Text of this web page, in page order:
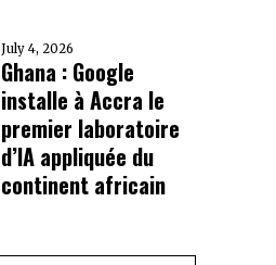
July 4, 2026
Ghana : Google
installe à Accra le
premier laboratoire
d’IA appliquée du
continent africain